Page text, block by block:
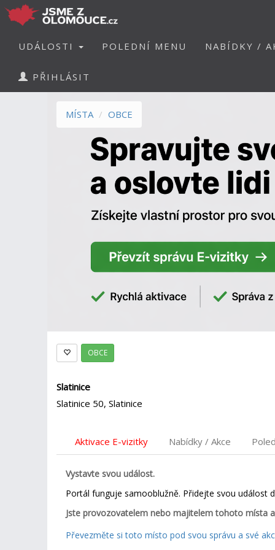
UDÁLOSTI POLEDNÍ MENU NABÍDKY /
PŘIHLÁSIT
MÍSTA OBCE
OBCE
Slatinice
Slatinice 50, Slatinice
Aktivace E-vizitky Nabídky / Akce
Vystavte svou událost.
Portál funguje samooblužně. Přidejte svou událost
Jste provozovatelem nebo majitelem tohoto místa
Převezměte si toto místo pod svou správu a své